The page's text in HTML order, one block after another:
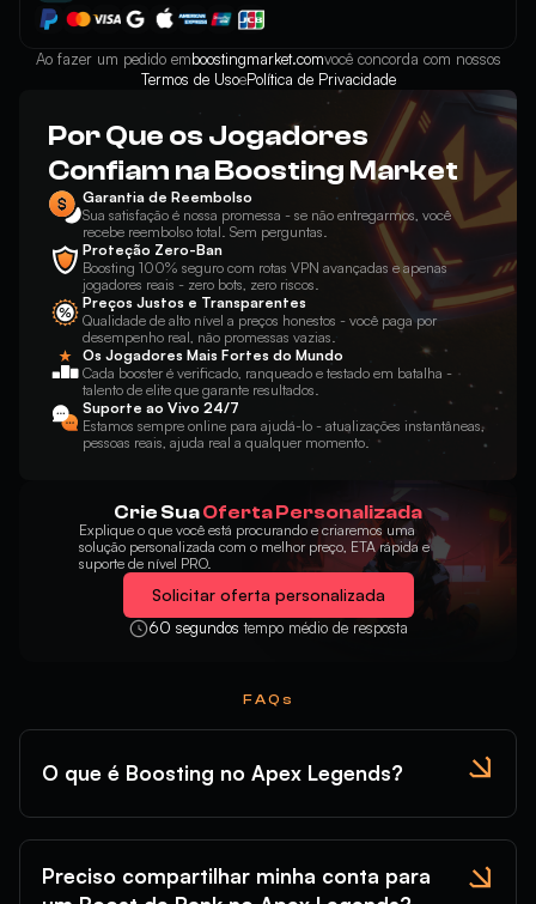
Ao fazer um pedido emboostingmarket.comvocê concorda com nossos
Termos de UsoePolítica de Privacidade
Por Que os Jogadores
Confiam na Boosting Market
Garantia de Reembolso
Sua satisfação é nossa promessa - se não entregarmos, você
recebe reembolso total. Sem perguntas.
Proteção Zero-Ban
Boosting 100% seguro com rotas VPN avançadas e apenas
jogadores reais - zero bots, zero riscos.
Preços Justos e Transparentes
Qualidade de alto nível a preços honestos - você paga por
desempenho real, não promessas vazias.
Os Jogadores Mais Fortes do Mundo
Cada booster é verificado, ranqueado e testado em batalha -
talento de elite que garante resultados.
Suporte ao Vivo 24/7
Estamos sempre online para ajudá-lo - atualizações instantâneas,
pessoas reais, ajuda real a qualquer momento.
Crie SuaOferta Personalizada
Explique o que você está procurando e criaremos uma
solução personalizada com o melhor preço, ETA rápida e
suporte de nível PRO.
Solicitar oferta personalizada
60 segundostempo médio de resposta
FAQs
O que é Boosting no Apex Legends?
Preciso compartilhar minha conta para